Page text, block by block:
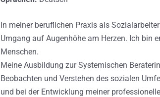
In meiner beruflichen Praxis als
Umgang auf Augenhöhe am Herzen. Ich bin
Menschen.
Meine Ausbildung zur Systemischen
Beobachten und Verstehen des sozialen
und bei der Entwicklung meiner